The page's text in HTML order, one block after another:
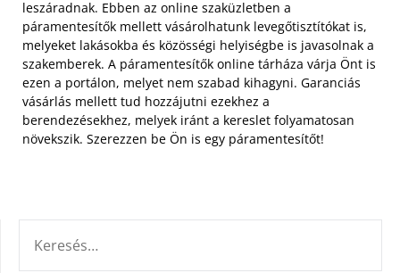
leszáradnak. Ebben az online szaküzletben a
páramentesítők mellett vásárolhatunk levegőtisztítókat is,
melyeket lakásokba és közösségi helyiségbe is javasolnak a
szakemberek. A páramentesítők online tárháza várja Önt is
ezen a portálon, melyet nem szabad kihagyni. Garanciás
vásárlás mellett tud hozzájutni ezekhez a
berendezésekhez, melyek iránt a kereslet folyamatosan
növekszik. Szerezzen be Ön is egy páramentesítőt!